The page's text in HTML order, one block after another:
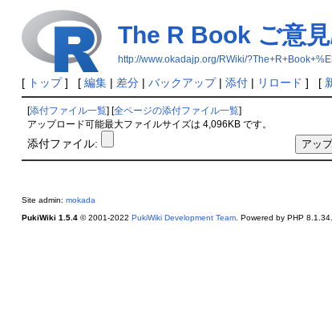
The R Book ご意
http://www.okadajp.org/RWiki/
[ トップ] [ 編集| 差分| バックアップ| 添付| リロード ] [
[添付ファイル一覧] [全ページの添付ファイル一覧]
アップロード可能最大ファイルサイズは 4,096KB です。
添付ファイル:
Site admin: mokada
PukiWiki 1.5.4© 2001-2022 PukiWiki Development Team. Powered by PHP